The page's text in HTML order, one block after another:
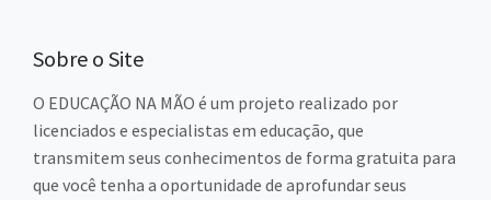
Sobre o Site
O EDUCAÇÃO NA MÃO é um projeto realizado por
licenciados e especialistas em educação, que
transmitem seus conhecimentos de forma gratuita para
que você tenha a oportunidade de aprofundar seus